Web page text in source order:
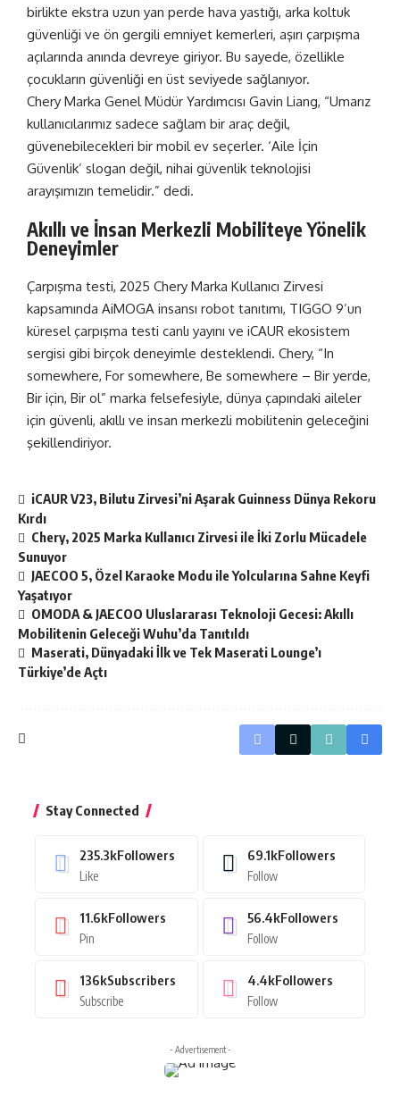
birlikte ekstra uzun yan perde hava yastığı, arka koltuk
güvenliği ve ön gergili emniyet kemerleri, aşırı çarpışma
açılarında anında devreye giriyor. Bu sayede, özellikle
çocukların güvenliği en üst seviyede sağlanıyor.
Chery Marka Genel Müdür Yardımcısı Gavin Liang, “Umarız
kullanıcılarımız sadece sağlam bir araç değil,
güvenebilecekleri bir mobil ev seçerler. ‘Aile İçin
Güvenlik’ slogan değil, nihai güvenlik teknolojisi
arayışımızın temelidir.” dedi.
Akıllı ve İnsan Merkezli Mobiliteye Yönelik
Deneyimler
Çarpışma testi, 2025 Chery Marka Kullanıcı Zirvesi
kapsamında AiMOGA insansı robot tanıtımı, TIGGO 9’un
küresel çarpışma testi canlı yayını ve iCAUR ekosistem
sergisi gibi birçok deneyimle desteklendi. Chery, “In
somewhere, For somewhere, Be somewhere – Bir yerde,
Bir için, Bir ol” marka felsefesiyle, dünya çapındaki aileler
için güvenli, akıllı ve insan merkezli mobilitenin geleceğini
şekillendiriyor.
iCAUR V23, Bilutu Zirvesi’ni Aşarak Guinness Dünya Rekoru
Kırdı
Chery, 2025 Marka Kullanıcı Zirvesi ile İki Zorlu Mücadele
Sunuyor
JAECOO 5, Özel Karaoke Modu ile Yolcularına Sahne Keyfi
Yaşatıyor
OMODA & JAECOO Uluslararası Teknoloji Gecesi: Akıllı
Mobilitenin Geleceği Wuhu’da Tanıtıldı
Maserati, Dünyadaki İlk ve Tek Maserati Lounge’ı
Türkiye’de Açtı
Stay Connected
235.3kFollowers
Like
69.1kFollowers
Follow
11.6kFollowers
Pin
56.4kFollowers
Follow
136kSubscribers
Subscribe
4.4kFollowers
Follow
- Advertisement -